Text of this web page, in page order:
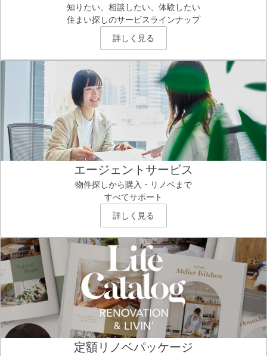
知りたい、相談したい、体験したい
住まい探しのサービスラインナップ
詳しく見る
エージェントサービス
物件探しから購入・リノベまで
すべてサポート
詳しく見る
定額リノベパッケージ